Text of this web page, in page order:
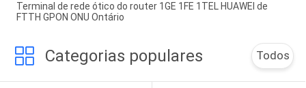
Terminal de rede ótico do router 1GE 1FE 1TEL HUAWEI de
FTTH GPON ONU Ontário
Categorias populares Todos